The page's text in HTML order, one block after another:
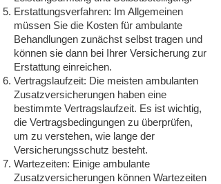
Erstattungsverfahren: Im Allgemeinen
müssen Sie die Kosten für ambulante
Behandlungen zunächst selbst tragen und
können sie dann bei Ihrer Versicherung zur
Erstattung einreichen.
Vertragslaufzeit: Die meisten ambulanten
Zusatzversicherungen haben eine
bestimmte Vertragslaufzeit. Es ist wichtig,
die Vertragsbedingungen zu überprüfen,
um zu verstehen, wie lange der
Versicherungsschutz besteht.
Wartezeiten: Einige ambulante
Zusatzversicherungen können Wartezeiten